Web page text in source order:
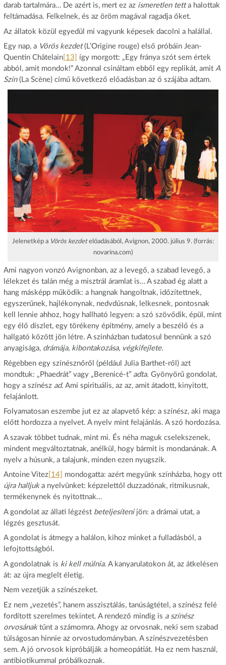
darab tartalmára… De azért is, mert ez az ismeretlen tetta halottak
feltámadása. Felkelnek, és az öröm magával ragadja őket.
Az állatok közül egyedül mi vagyunk képesek dacolni a halállal.
Egy nap, a Vörös kezdet(L’Origine rouge) első próbáin Jean-
Quentin Châtelain[13]
így morgott: „Egy fránya szót sem értek
abból, amit mondok!” Azonnal csináltam ebből egy replikát, amit A
Szín(La Scène) című következő előadásban az ő szájába adtam.
Jelenetkép a Vörös kezdetelőadásából, Avignon, 2000. július 9. (forrás:
novarina.com)
Ami nagyon vonzó Avignonban, az a levegő, a szabad levegő, a
lélekzet és talán még a misztrál áramlat is… A szabad ég alatt a
hang másképp működik: a hangnak hangoltnak, időzítettnek,
egyszerűnek, hajlékonynak, nedvdúsnak, lelkesnek, pontosnak
kell lennie ahhoz, hogy hallható legyen: a szó szövődik, épül, mint
egy élő díszlet, egy törékeny építmény, amely a beszélő és a
hallgató között jön létre. A színházban tudatosul bennünk a szó
anyagisága, drámája, kibontakozása, végkifejlete.
Régebben egy színésznőről (például Julia Barthet-ről) azt
mondtuk: „Phaedrát” vagy „Berenicé-t” adta. Gyönyörű gondolat,
hogy a színész ad. Ami spirituális, az az, amit átadott, kinyitott,
felajánlott.
Folyamatosan eszembe jut ez az alapvető kép: a színész, aki maga
előtt hordozza a nyelvet. A nyelv mint felajánlás. A szó hordozása.
A szavak többet tudnak, mint mi. És néha maguk cselekszenek,
mindent megváltoztatnak, anélkül, hogy bármit is mondanának. A
nyelv a húsunk, a talajunk, minden ezen nyugszik.
Antoine Vitez[14]
mondogatta: azért megyünk színházba, hogy ott
újra halljuka nyelvünket: képzelettől duzzadónak, ritmikusnak,
termékenynek és nyitottnak…
A gondolat az állati légzéstbeteljesíteni jön: a drámai utat, a
légzés gesztusát.
A gondolat is átmegy a halálon, kihoz minket a fulladásból, a
lefojtottságból.
A gondolatnak is ki kell múlnia. A kanyarulatokon át, az átkelésen
át: az újra meglelt életig.
Nem vezetjük a színészeket.
Ez nem „vezetés”, hanem asszisztálás, tanúságtétel, a színész felé
fordított szerelmes tekintet. A rendező mindig is a színész
orvosánaktűnt a számomra. Ahogy az orvosnak, neki sem szabad
túlságosan hinnie az orvostudományban. A színészvezetésben
sem. A jó orvosok kipróbálják a homeopátiát. Ha ez nem használ,
antibiotikummal próbálkoznak.